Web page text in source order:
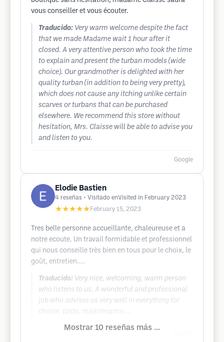
vous conseiller et vous écouter.
Traducido: Very warm welcome despite the fact
that we made Madame wait 1 hour after it
closed. A very attentive person who took the time
to explain and present the turban models (wide
choice). Our grandmother is delighted with her
quality turban (in addition to being very pretty),
which does not cause any itching unlike certain
scarves or turbans that can be purchased
elsewhere. We recommend this store without
hesitation, Mrs. Claisse will be able to advise you
and listen to you.
Google
Elodie Bastien
4 reseñas • Visitado enVisited in February 2023
★★★★★ February 15, 2023
Tres belle personne accueillante, chaleureuse et a
notre ecoute. Un travail formidable et professionnel
qui nous conseille très bien en tous pour le choix, le
goût, entretien....
Traducido: Very nice, welcoming, warm person
who listens to us. A wonderful and professional
job who advises us very well in everything for
choice, taste, maintenance....
Mostrar 10 reseñas más ...